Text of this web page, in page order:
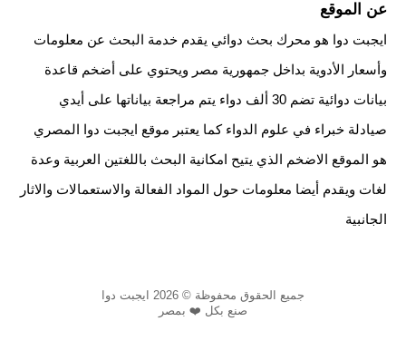
عن الموقع
ايجبت دوا هو محرك بحث دوائي يقدم خدمة البحث عن معلومات
وأسعار الأدوية بداخل جمهورية مصر ويحتوي على أضخم قاعدة
بيانات دوائية تضم 30 ألف دواء يتم مراجعة بياناتها على أيدي
صيادلة خبراء في علوم الدواء كما يعتبر موقع ايجبت دوا المصري
هو الموقع الاضخم الذي يتيح امكانية البحث باللغتين العربية وعدة
لغات ويقدم أيضا معلومات حول المواد الفعالة والاستعمالات والاثار
الجانبية
جميع الحقوق محفوظة © 2026 ايجبت دوا
صنع بكل ❤️ بمصر